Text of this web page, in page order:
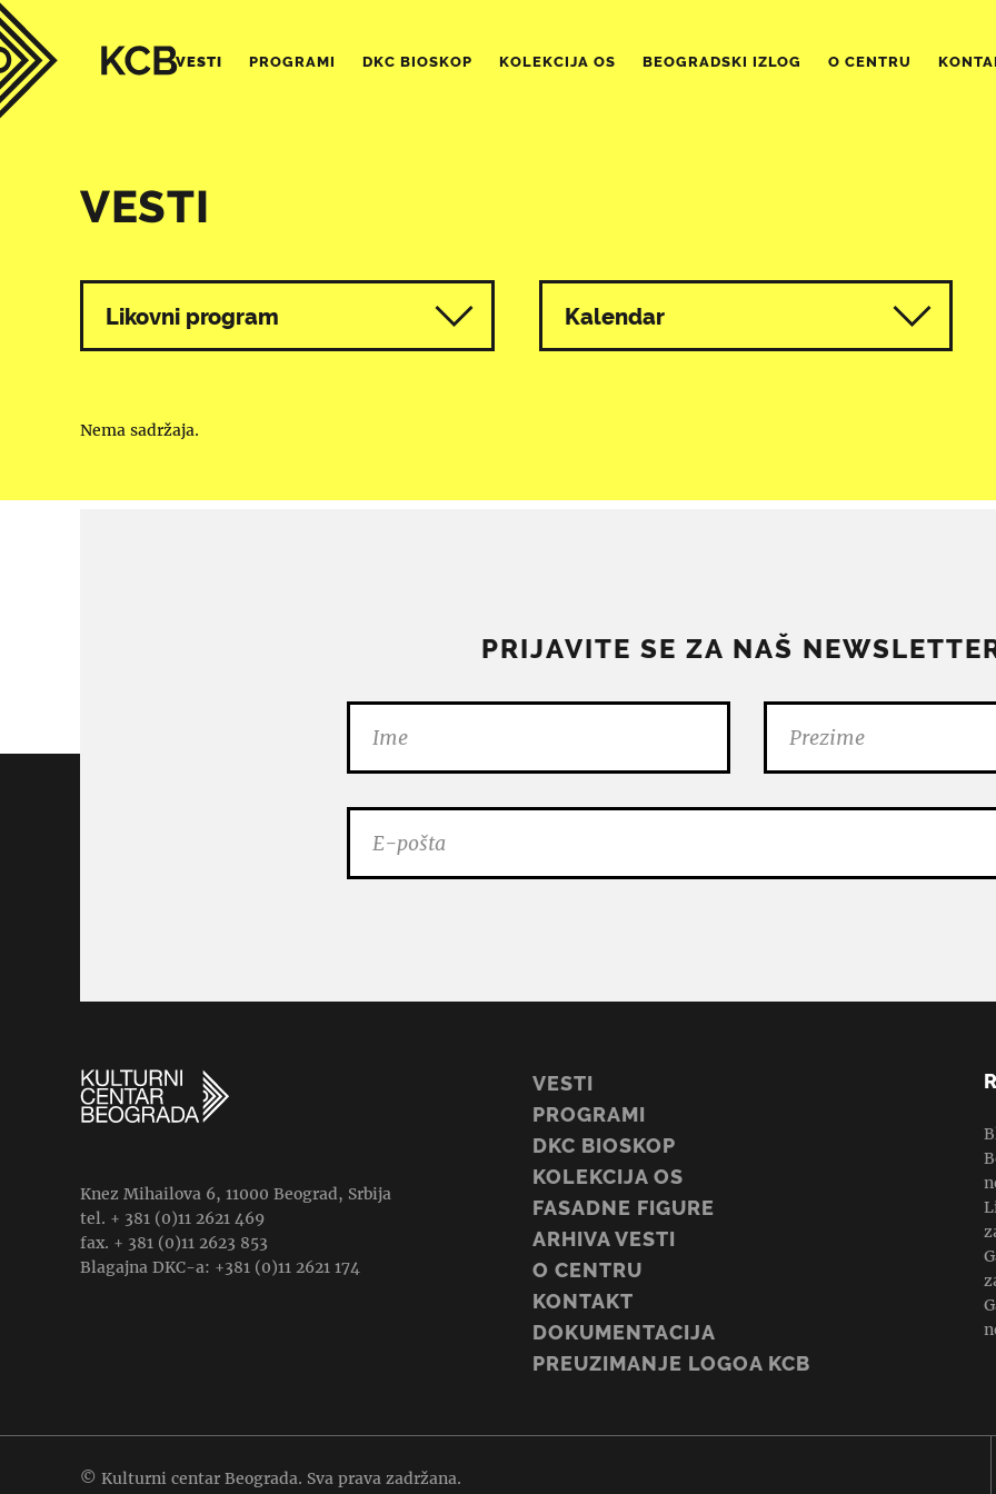
VESTI PROGRAMI DKC BIOSKOP KOLEKCIJA OS BEOGRADSKI IZLOG O CENTRU
VESTI
Svi programi
Likovni program Kalendar
Nema sadržaja.
PRIJAVITE SE ZA NAŠ
Knez Mihailova 6, 11000 Beograd, Srbija
tel. + 381 (0)11 2621 469
fax. + 381 (0)11 2623 853
Blagajna DKC-a: +381 (0)11 2621 174
VESTI
PROGRAMI
DKC BIOSKOP
KOLEKCIJA OS
FASADNE FIGURE
ARHIVA VESTI
O CENTRU
KONTAKT
DOKUMENTACIJA
PREUZIMANJE LOGOA KCB
© Kulturni centar Beograda. Sva prava zadržana.